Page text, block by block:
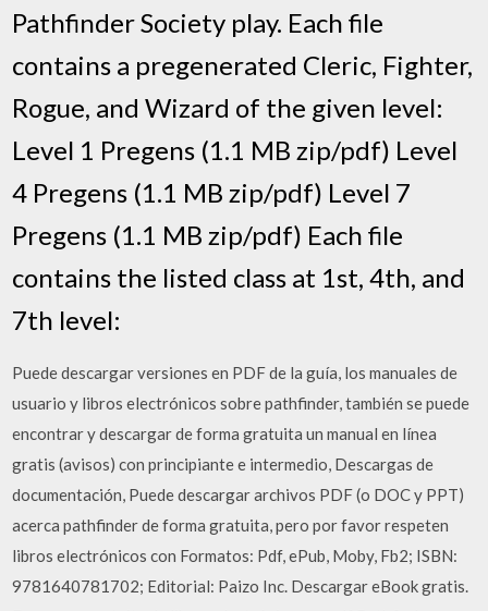
Pathfinder Society play. Each file
contains a pregenerated Cleric, Fighter,
Rogue, and Wizard of the given level:
Level 1 Pregens (1.1 MB zip/pdf) Level
4 Pregens (1.1 MB zip/pdf) Level 7
Pregens (1.1 MB zip/pdf) Each file
contains the listed class at 1st, 4th, and
7th level:
Puede descargar versiones en PDF de la guía, los manuales de
usuario y libros electrónicos sobre pathfinder, también se puede
encontrar y descargar de forma gratuita un manual en línea
gratis (avisos) con principiante e intermedio, Descargas de
documentación, Puede descargar archivos PDF (o DOC y PPT)
acerca pathfinder de forma gratuita, pero por favor respeten
libros electrónicos con Formatos: Pdf, ePub, Moby, Fb2; ISBN:
9781640781702; Editorial: Paizo Inc. Descargar eBook gratis.